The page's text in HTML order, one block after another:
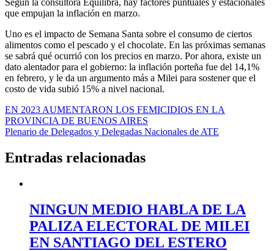
que empujan la inflación en marzo.
Uno es el impacto de Semana Santa sobre el consumo de ciertos
alimentos como el pescado y el chocolate. En las próximas semanas
se sabrá qué ocurrió con los precios en marzo. Por ahora, existe un
dato alentador para el gobierno: la inflación porteña fue del 14,1%
en febrero, y le da un argumento más a Milei para sostener que el
costo de vida subió 15% a nivel nacional.
Navegación
de
EN 2023 AUMENTARON LOS FEMICIDIOS EN LA
PROVINCIA DE BUENOS AIRES
Plenario de Delegados y Delegadas Nacionales de ATE
Entradas relacionadas
NINGUN MEDIO HABLA DE LA
PALIZA ELECTORAL DE MILEI
EN SANTIAGO DEL ESTERO